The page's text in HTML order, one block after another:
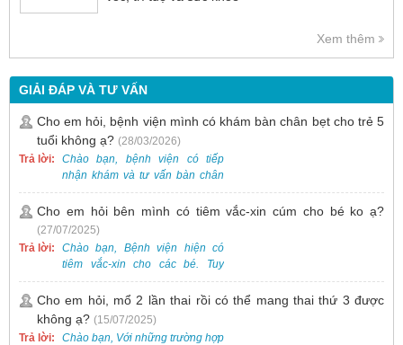
Xem thêm
GIẢI ĐÁP VÀ TƯ VẤN
Cho em hỏi, bệnh viện mình có khám bàn chân bẹt cho trẻ 5
tuổi không ạ? (28/03/2026)
Trả lời:
Chào bạn, bệnh viện có tiếp
nhận khám và tư vấn bàn chân
bẹt cho trẻ em, bao gồm cả trẻ 5
tuổi. Bạn có thể đưa bé đến
Khoa Khám bệnh của bệnh viện
để được bác sĩ chuyên khoa
thăm khám. Ngoài ra, để thuận
tiện hơn, bạn có thể đặt lịch
0988 270 115. Nếu cần hỗ trợ
thêm, vui lòng liên hệ qua Zalo
hoặc Fanpage Bệnh viện Việt
Cho em hỏi bên mình có tiêm vắc-xin cúm cho bé ko ạ?
(27/07/2025)
Trả lời:
Chào bạn, Bệnh viện hiện có
tiêm vắc-xin cho các bé. Tuy
nhiên, các loại vắc-xin thường về
theo từng đợt, không phải lúc
nào cũng có sẵn.
Cho em hỏi, mổ 2 lần thai rồi có thể mang thai thứ 3 được
không ạ? (15/07/2025)
Trả lời:
Chào bạn, Với những trường hợp